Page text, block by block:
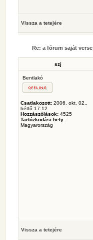
Vissza a tetejére
Re: a fórum saját verse
szj
Bentlakó
Csatlakozott: 2006. okt. 02.,
hétfő 17:12
Hozzászólások: 4525
Tartózkodási hely:
Magyarország
Vissza a tetejére